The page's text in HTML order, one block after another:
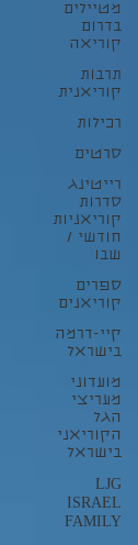
מטיילים
בדרום
קוריאה
תרבות
קוריאנית
רכילות
סרטים
רייטינג
סדרות
קוריאניות
חודשי /
שבו
ספרים
קוריאנים
קיי-דרמה
בישראל
מועדוני
מעריצי
הגל
הקוריאני
בישראל
LJG
ISRAEL
FAMILY